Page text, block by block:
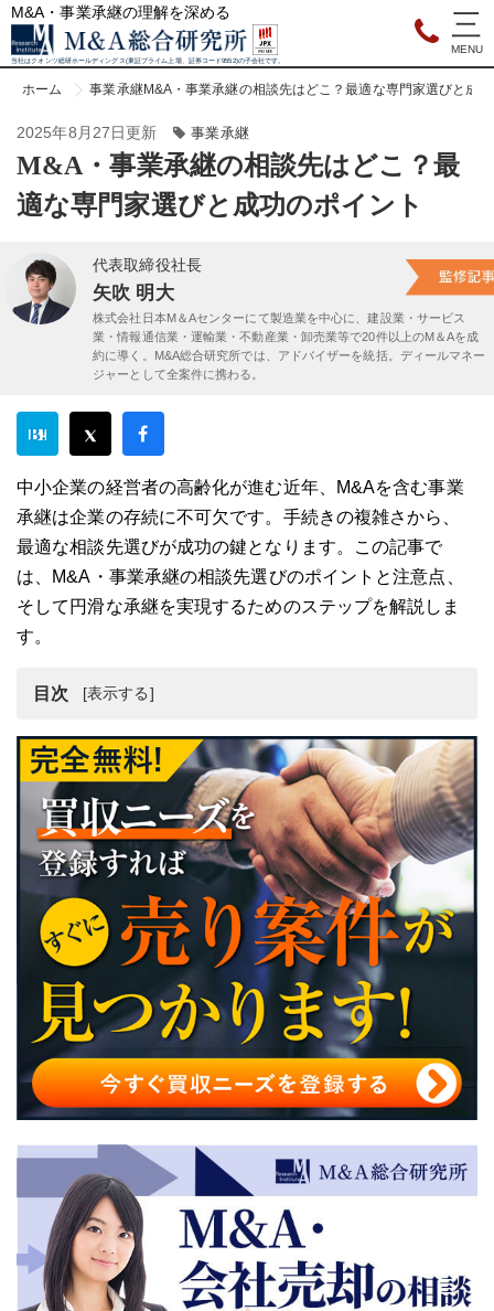
M&A・事業承継の理解を深める
当社はクオンツ総研ホールディングス(東証プライム上場、証券コード9552)の子会社です。
ホーム 事業承継M&A・事業承継の相談先はどこ？最適な専門家選びと成
2025年8月27日更新 事業承継
M&A・事業承継の相談先はどこ？最
適な専門家選びと成功のポイント
代表取締役社長
矢吹 明大
株式会社日本M＆Aセンターにて製造業を中心に、建設業・サービス
業・情報通信業・運輸業・不動産業・卸売業等で20件以上のM＆Aを成
約に導く。M&A総合研究所では、アドバイザーを統括。ディールマネー
ジャーとして全案件に携わる。
中小企業の経営者の高齢化が進む近年、M&Aを含む事業
承継は企業の存続に不可欠です。手続きの複雑さから、
最適な相談先選びが成功の鍵となります。この記事で
は、M&A・事業承継の相談先選びのポイントと注意点、
そして円滑な承継を実現するためのステップを解説しま
す。
目次
M&Aも視野に！事業承継とは何か？
M&A・事業承継の相談先は？専門家タイプ別解説
M&A・事業承継の相談先選びで失敗しないための３つの
ポイント
M&A・事業承継で相談すべき内容とは？売り手・買い手
別解説
事業承継の相談先のメリット・デメリット
M&A・事業承継をスムーズに進めるための相談手順
M&A・事業承継の相談における注意点とトラブル回避策
M&A・事業承継に関する最新情報と動向
事業承継を成功させるためには専門家に相談しよう